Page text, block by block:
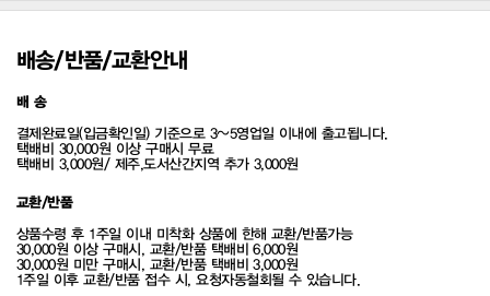
배송/반품/교환안내
배 송
결제완료일(입금확인일) 기준으로 3~5영업일 이내에 출고됩니다.
택배비 30,000원 이상 구매시 무료
택배비 3,000원/ 제주,도서산간지역 추가 3,000원
교환/반품
상품수령 후 1주일 이내 미착화 상품에 한해 교환/반품가능
30,000원 이상 구매시, 교환/반품 택배비 6,000원
30,000원 미만 구매시, 교환/반품 택배비 3,000원
1주일 이후 교환/반품 접수 시, 요청자동철회될 수 있습니다.